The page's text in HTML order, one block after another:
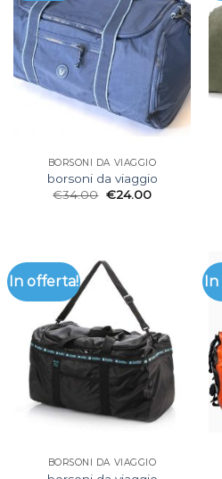
BORSONI DA VIAGGIO
borsoni da viaggio
€34.00 €24.00
In offerta!
BORSONI DA VIAGGIO